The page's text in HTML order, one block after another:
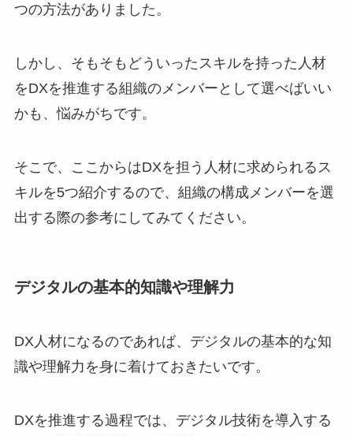
つの方法がありました。
しかし、そもそもどういったスキルを持った人材
をDXを推進する組織のメンバーとして選べばいい
かも、悩みがちです。
そこで、ここからはDXを担う人材に求められるス
キルを5つ紹介するので、組織の構成メンバーを選
出する際の参考にしてみてください。
デジタルの基本的知識や理解力
DX人材になるのであれば、デジタルの基本的な知
識や理解力を身に着けておきたいです。
DXを推進する過程では、デジタル技術を導入する